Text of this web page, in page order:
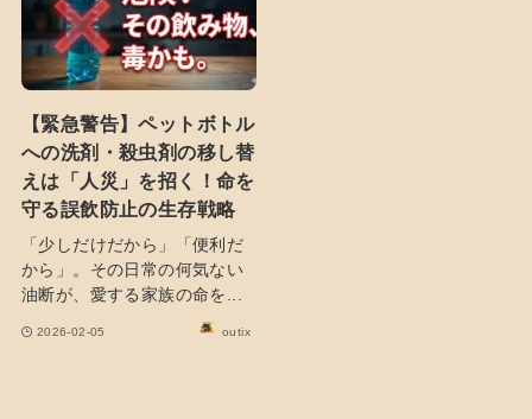
【緊急警告】ペットボトル
への洗剤・殺虫剤の移し替
えは「人災」を招く！命を
守る誤飲防止の生存戦略
「少しだけだから」「便利だ
から」。その日常の何気ない
油断が、愛する家族の命を...
2026-02-05 outix